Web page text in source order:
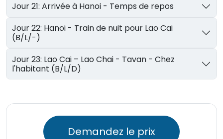
Jour 21: Arrivée à Hanoi - Temps de repos
Jour 22: Hanoi - Train de nuit pour Lao Cai
(B/L/-)
Jour 23: Lao Cai – Lao Chai - Tavan - Chez
l'habitant (B/L/D)
Demandez le prix